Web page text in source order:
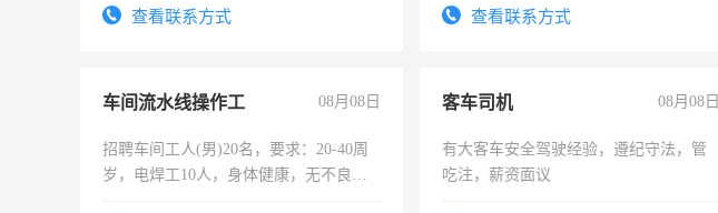
试用期1-3个月，转正后交纳五险，
查看联系方式 查看联系方式
车间流水线操作工 08月08日
招聘车间工人(男)20名，要求：20-40周
岁，电焊工10人，身体健康，无不良嗜
客车司机 08月08日
有大客车安全驾驶经验，遵纪守法，管
吃注，薪资面议